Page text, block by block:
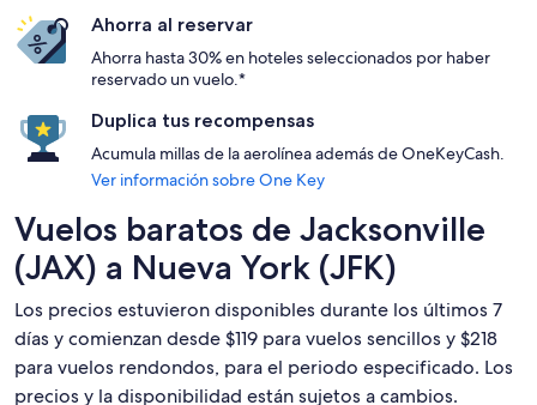
Ahorra al reservar
Ahorra hasta 30% en hoteles seleccionados por haber
reservado un vuelo.*
Duplica tus recompensas
Acumula millas de la aerolínea además de OneKeyCash.
Ver información sobre One Key
Vuelos baratos de Jacksonville
(JAX) a Nueva York (JFK)
Los precios estuvieron disponibles durante los últimos 7
días y comienzan desde $119 para vuelos sencillos y $218
para vuelos rendondos, para el periodo especificado. Los
precios y la disponibilidad están sujetos a cambios.